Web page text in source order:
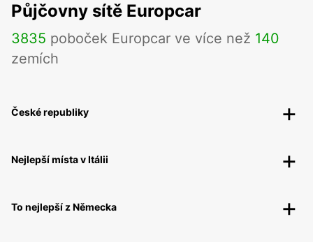
Půjčovny sítě Europcar
3835 poboček Europcar ve více než 140
zemích
České republiky
Nejlepší místa v Itálii
To nejlepší z Německa